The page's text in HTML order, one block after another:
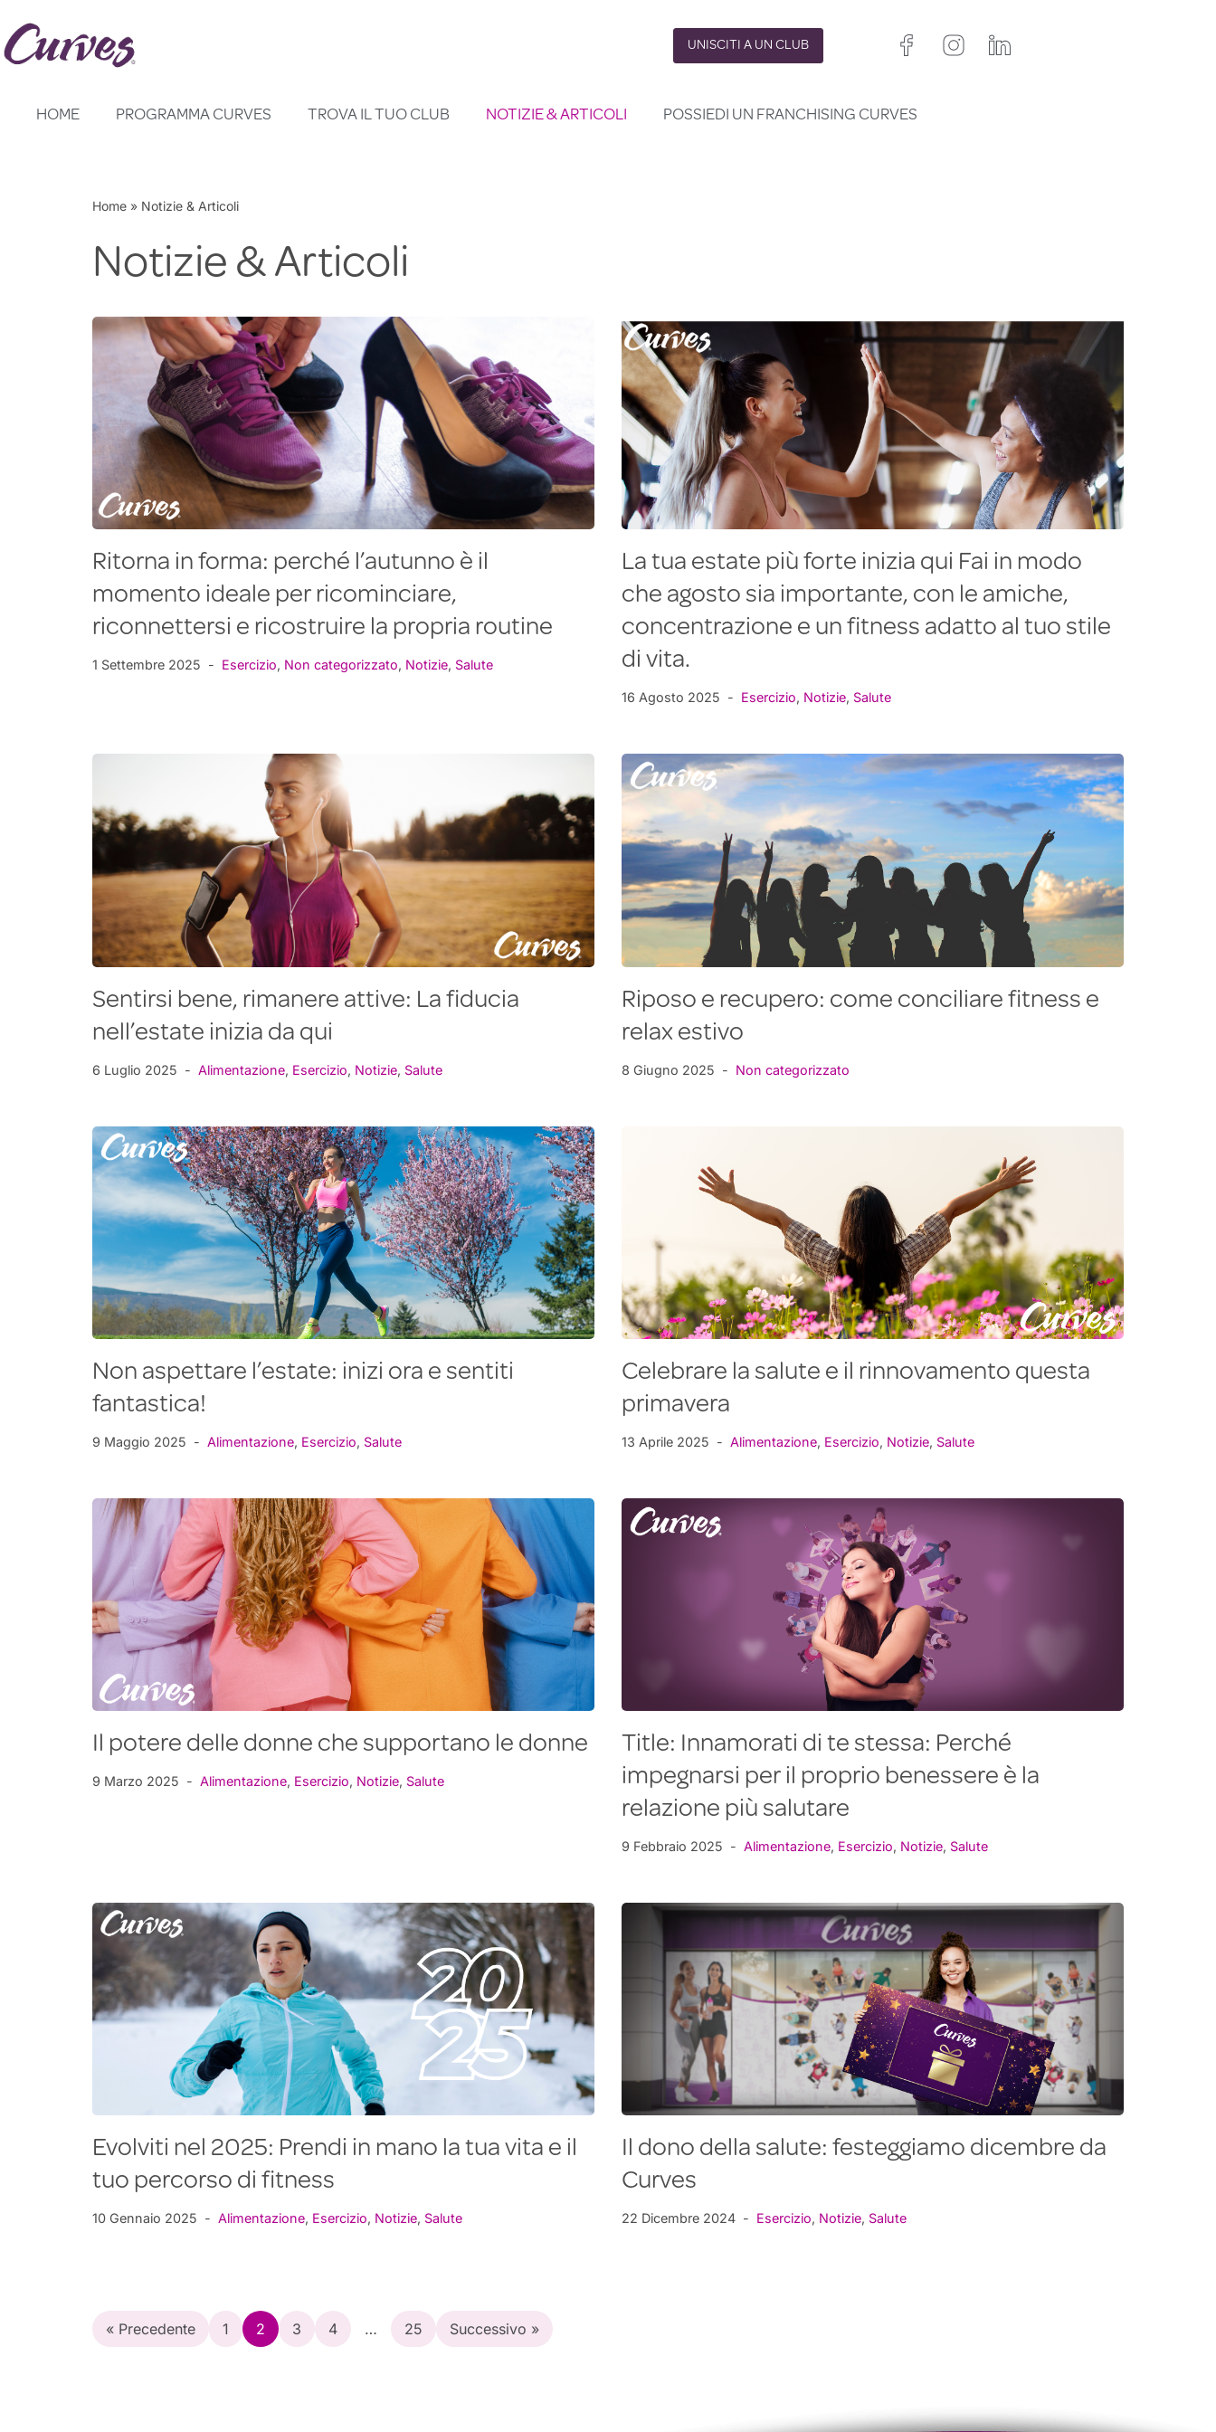
Vai
UNISCITI A UN CLUB
HOME PROGRAMMA CURVES TROVA IL TUO CLUB NOTIZIE & ARTICOLI POSSIEDI UN FRANCHISING CURVES
Home » Notizie & Articoli
Notizie & Articoli
Ritorna in forma: perché l’autunno è il
momento ideale per ricominciare,
riconnettersi e ricostruire la propria routine
1 Settembre 2025 Esercizio, Non categorizzato, Notizie, Salute
La tua estate più forte inizia qui Fai in modo
che agosto sia importante, con le amiche,
concentrazione e un fitness adatto al tuo stile
di vita.
16 Agosto 2025 Esercizio, Notizie, Salute
Sentirsi bene, rimanere attive: La fiducia
nell’estate inizia da qui
6 Luglio 2025 Alimentazione, Esercizio, Notizie, Salute
Riposo e recupero: come conciliare fitness e
relax estivo
8 Giugno 2025 Non categorizzato
Non aspettare l’estate: inizi ora e sentiti
fantastica!
9 Maggio 2025 Alimentazione, Esercizio, Salute
Celebrare la salute e il rinnovamento questa
primavera
13 Aprile 2025 Alimentazione, Esercizio, Notizie, Salute
Il potere delle donne che supportano le donne
9 Marzo 2025 Alimentazione, Esercizio, Notizie, Salute
Title: Innamorati di te stessa: Perché
impegnarsi per il proprio benessere è la
relazione più salutare
9 Febbraio 2025 Alimentazione, Esercizio, Notizie, Salute
Evolviti nel 2025: Prendi in mano la tua vita e il
tuo percorso di fitness
10 Gennaio 2025 Alimentazione, Esercizio, Notizie, Salute
Il dono della salute: festeggiamo dicembre da
Curves
22 Dicembre 2024 Esercizio, Notizie, Salute
« Precedente 1 2 3 4 … 25 Successivo »